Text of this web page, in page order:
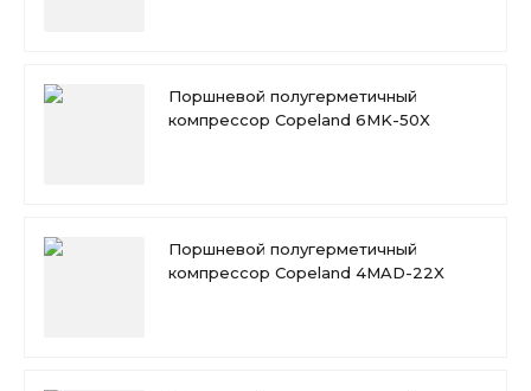
Поршневой полугерметичный
компрессор Copeland 6MK-50X
Поршневой полугерметичный
компрессор Copeland 4MAD-22X